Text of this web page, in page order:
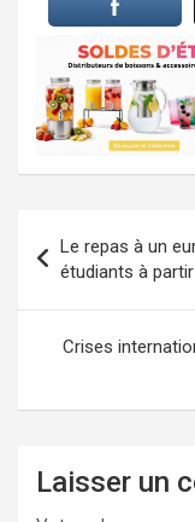
de
l’article
Le repas à un
étudiants à
Crises
Laisser un